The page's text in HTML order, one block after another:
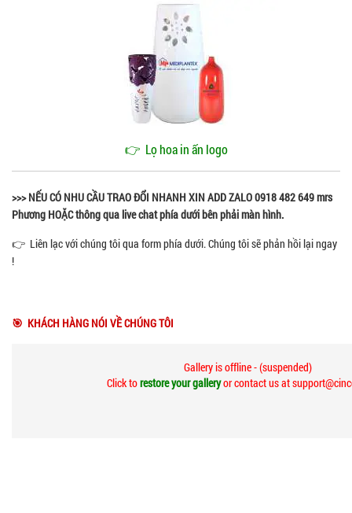
👉 Lọ hoa in ấn logo
>>> NẾU CÓ NHU CẦU TRAO ĐỔI NHANH XIN ADD ZALO 0918 482 649 mrs
Phương HOẶC thông qua live chat phía dưới bên phải màn hình.
👉 Liên lạc với chúng tôi qua form phía dưới. Chúng tôi sẽ phản hồi lại ngay
!
🎯 KHÁCH HÀNG NÓI VỀ CHÚNG TÔI
Gallery is offline - (suspended)
Click torestore your galleryor contact us at